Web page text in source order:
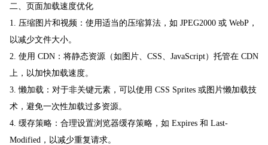
二、页面加载速度优化
1. 压缩图片和视频：使用适当的压缩算法，如 JPEG2000 或 WebP，
以减少文件大小。
2. 使用 CDN：将静态资源（如图片、CSS、JavaScript）托管在 CDN
上，以加快加载速度。
3. 懒加载：对于非关键元素，可以使用 CSS Sprites 或图片懒加载技
术，避免一次性加载过多资源。
4. 缓存策略：合理设置浏览器缓存策略，如 Expires 和 Last-
Modified，以减少重复请求。